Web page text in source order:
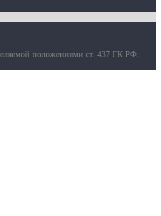
положениями ст. 437 ГК РФ.